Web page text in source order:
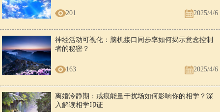
201 2025/4/6
神经活动可视化：脑机接口同步率如何揭示意念控制
者的秘密？
163 2025/4/6
离婚冷静期：戒痕能量干扰场如何影响你的相学？深
入解读相学印证